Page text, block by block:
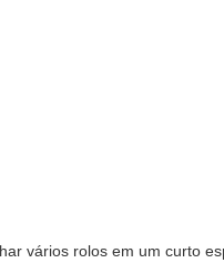
vários rolos em um curto